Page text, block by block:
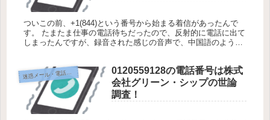
ついこの前、+1(844)という番号から始まる着信があったんで
す。 たまたま仕事の電話待ちだったので、反射的に電話に出て
しまったんですが、録音された感じの音声で、中国語のような
迷
惑メール・電話対策
0120559128の電話番号は株式
会社グリーン・シップの世論
調査！